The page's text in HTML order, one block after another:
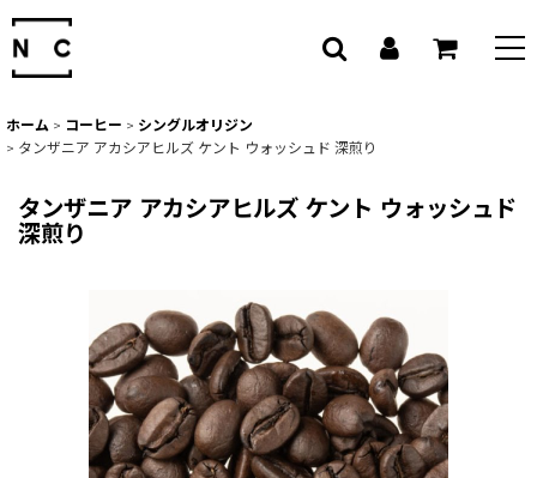
ホーム > コーヒー > シングルオリジン
> タンザニア アカシアヒルズ ケント ウォッシュド 深煎り
タンザニア アカシアヒルズ ケント ウォッシュド
深煎り